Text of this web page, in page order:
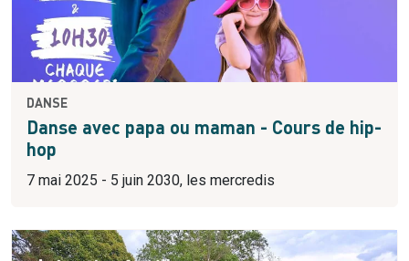
DANSE
Danse avec papa ou maman - Cours de hip-
hop
7 mai 2025 - 5 juin 2030, les mercredis